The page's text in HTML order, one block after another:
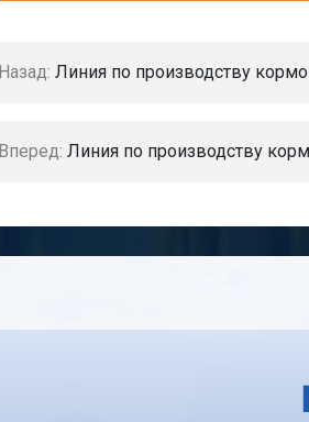
Назад: Линия по производству
Вперед: Линия по производству